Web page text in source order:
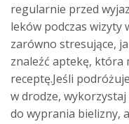
regularnie przed
leków podczas wizyty
zarówno stresujące,
znaleźć aptekę, która
receptę.Jeśli
w drodze,
do wyprania bielizny,